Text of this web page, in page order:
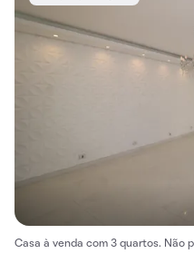
Casa à venda com 3 quartos. Não